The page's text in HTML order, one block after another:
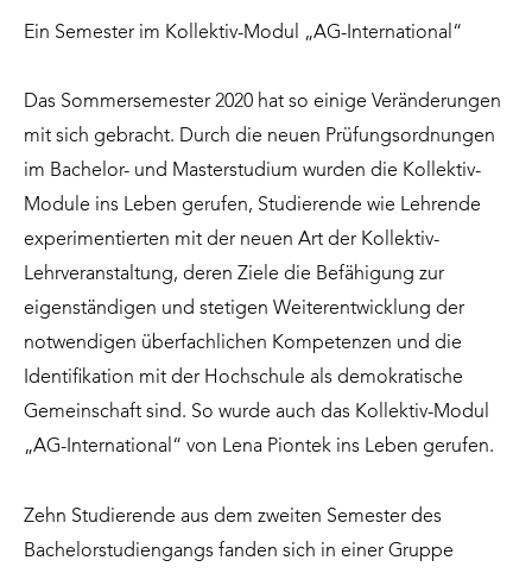
Ein Semester im Kollektiv-Modul „AG-International“
Das Sommersemester 2020 hat so einige Veränderungen
mit sich gebracht. Durch die neuen Prüfungsordnungen
im Bachelor- und Masterstudium wurden die Kollektiv-
Module ins Leben gerufen, Studierende wie Lehrende
experimentierten mit der neuen Art der Kollektiv-
Lehrveranstaltung, deren Ziele die Befähigung zur
eigenständigen und stetigen Weiterentwicklung der
notwendigen überfachlichen Kompetenzen und die
Identifikation mit der Hochschule als demokratische
Gemeinschaft sind. So wurde auch das Kollektiv-Modul
„AG-International“ von Lena Piontek ins Leben gerufen.
Zehn Studierende aus dem zweiten Semester des
Bachelorstudiengangs fanden sich in einer Gruppe